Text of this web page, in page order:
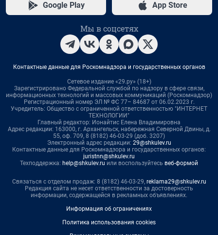
Google Play App Store
Мы в соцсетях
Контактные данные для Роскомнадзора и государственных органов
Сетевое издание «29.ру» (18+)
Зарегистрировано Федеральной службой по надзору в сфере связи,
информационных технологий и массовых коммуникаций (Роскомнадзор)
Регистрационный номер ЭЛ № ФС 77– 84687 от 06.02.2023 г.
Учредитель: Общество с ограниченной ответственностью "ИНТЕРНЕТ
ТЕХНОЛОГИИ"
Главный редактор: Ионайтис Елена Владимировна
Адрес редакции: 163000, г. Архангельск, набережная Северной Двины, д.
55, оф. 709, 8 (8182) 46-03-29 (доб. 3207)
Электронный адрес редакции: 29@shkulev.ru
Контактные данные для Роскомнадзора и государственных органов:
juristnn@shkulev.ru
Техподдержка: help@shkulev.ru или воспользуйтесь веб-формой
Связаться с отделом продаж: 8 (8182) 46-03-29, reklama29@shkulev.ru
Редакция сайта не несет ответственности за достоверность
информации, содержащейся в рекламных объявлениях.
Информация об ограничениях
Политика использования cookies